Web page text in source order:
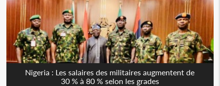
Nigeria : Les salaires des militaires augmentent de
30 % à 80 % selon les grades